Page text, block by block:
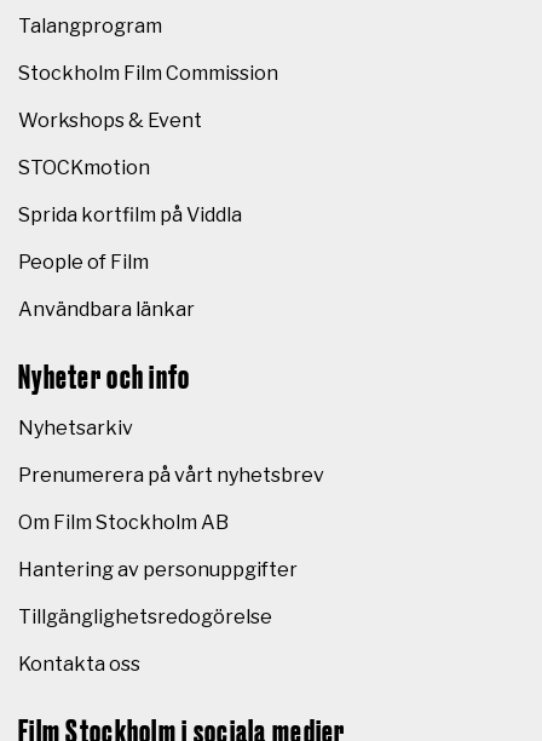
Talangprogram
Stockholm Film Commission
Workshops & Event
STOCKmotion
Sprida kortfilm på Viddla
People of Film
Användbara länkar
Nyheter och info
Nyhetsarkiv
Prenumerera på vårt nyhetsbrev
Om Film Stockholm AB
Hantering av personuppgifter
Tillgänglighetsredogörelse
Kontakta oss
Film Stockholm i sociala medier